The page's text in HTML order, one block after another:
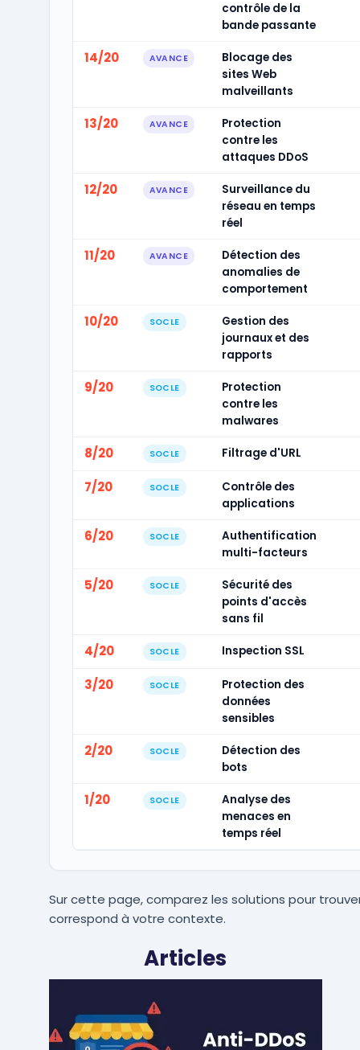
contrôle de la
bande passante
14/20 AVANCE
Blocage des
sites Web
malveillants
13/20 AVANCE
Protection
contre les
attaques DDoS
12/20 AVANCE
Surveillance du
réseau en temps
réel
11/20 AVANCE
Détection des
anomalies de
comportement
10/20 SOCLE
Gestion des
journaux et des
rapports
9/20 SOCLE
Protection
contre les
malwares
8/20 SOCLE Filtrage d'URL
7/20 SOCLE
Contrôle des
applications
6/20 SOCLE
Authentification
multi-facteurs
5/20 SOCLE
Sécurité des
points d'accès
sans fil
4/20 SOCLE Inspection SSL
3/20 SOCLE
Protection des
données
sensibles
2/20 SOCLE
Détection des
bots
1/20 SOCLE
Analyse des
menaces en
temps réel
Sur cette page, comparez les solutions pour
correspond à votre contexte.
Articles